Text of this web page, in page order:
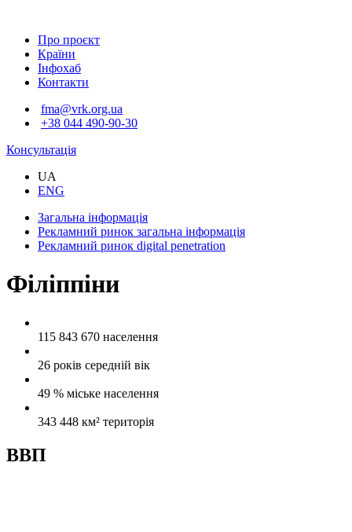
Про проєкт
Країни
Інфохаб
Контакти
fma@vrk.org.ua
+38 044 490-90-30
Консультація
UA
ENG
Загальна інформація
Рекламний ринок загальна інформація
Рекламний ринок digital penetration
Філіппіни
115 843 670 населення
26 років середній вік
49 % міське населення
343 448 км² територія
ВВП